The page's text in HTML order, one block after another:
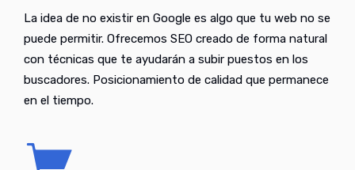
La idea de no existir en Google es algo que tu web no se
puede permitir. Ofrecemos SEO creado de forma natural
con técnicas que te ayudarán a subir puestos en los
buscadores. Posicionamiento de calidad que permanece
en el tiempo.